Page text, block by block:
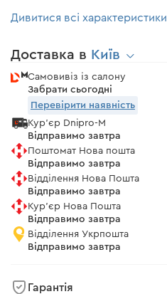
Дивитися всі характеристики
Доставка в Київ
Самовивіз із салону
Забрати сьогодні
Перевірити наявність
Кур'єр Dnipro-M
Відправимо завтра
Поштомат Нова пошта
Відправимо завтра
Відділення Нова Пошта
Відправимо завтра
Кур'єр Нова Пошта
Відправимо завтра
Відділення Укрпошта
Відправимо завтра
Гарантія